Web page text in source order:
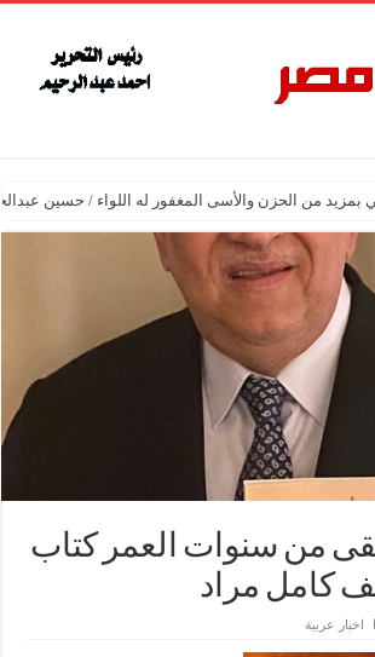
بمزيد من الحزن والأسى المغفور له اللواء / حسين
من سنوات العمر كتاب
كامل مراد
اخبار عربية